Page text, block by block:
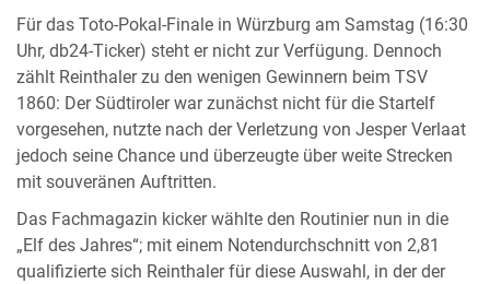
Für das Toto-Pokal-Finale in Würzburg am Samstag (16:30
Uhr, db24-Ticker) steht er nicht zur Verfügung. Dennoch
zählt Reinthaler zu den wenigen Gewinnern beim TSV
1860: Der Südtiroler war zunächst nicht für die Startelf
vorgesehen, nutzte nach der Verletzung von Jesper Verlaat
jedoch seine Chance und überzeugte über weite Strecken
mit souveränen Auftritten.
Das Fachmagazin kicker wählte den Routinier nun in die
„Elf des Jahres“; mit einem Notendurchschnitt von 2,81
qualifizierte sich Reinthaler für diese Auswahl, in der der